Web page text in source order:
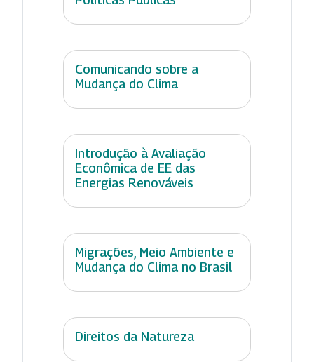
Comunicando sobre a
Mudança do Clima
Introdução à Avaliação
Econômica de EE das
Energias Renováveis
Migrações, Meio Ambiente e
Mudança do Clima no Brasil
Direitos da Natureza